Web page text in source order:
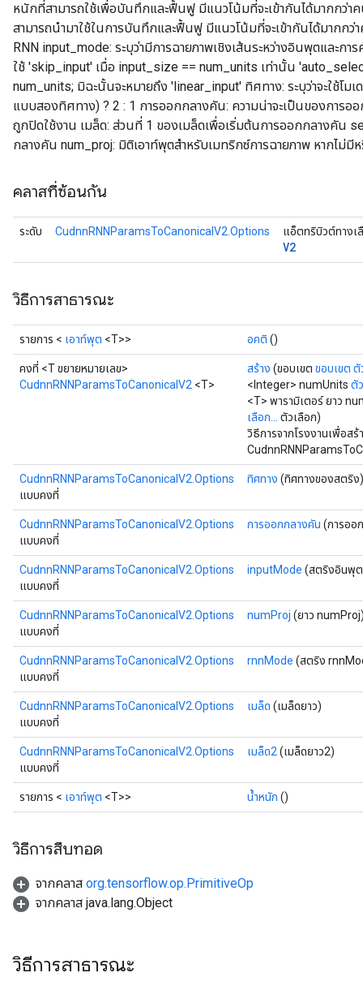
หนักที่สามารถใช้เพื่อบันทึกและฟื้นฟู มีแนวโน้มที่จะเข้ากันได้มากก
สามารถนำมาใช้ในการบันทึกและฟื้นฟู มีแนวโน้มที่จะเข้ากันได้มากกว่
RNN input_mode: ระบุว่ามีการฉายภาพเชิงเส้นระหว่างอินพุตและก
ใช้ 'skip_input' เมื่อ input_size == num_units เท่านั้น
num_units; มิฉะนั้นจะหมายถึง 'linear_input' ทิศทาง: ระบุว่าจะใช้โ
แบบสองทิศทาง) ? 2 : 1 การออกกลางคัน: ความน่าจะเป็นของการอ
ถูกปิดใช้งาน เมล็ด: ส่วนที่ 1 ของเมล็ดเพื่อเริ่มต้นการออกกลางคัน
กลางคัน num_proj: มิติเอาท์พุตสำหรับเมทริกซ์การฉายภาพ หากไม่มี
คลาสที่ซ้อนกัน
ระดับ CudnnRNNParamsToCanonicalV2.Options แอ็ตทริบิวต์ทางเ
V2
วิธีการสาธารณะ
รายการ < เอาท์พุต <T>> อคติ ()
คงที่ <T ขยายหมายเลข>
CudnnRNNParamsToCanonicalV2 <T>
สร้าง (ขอบเขต ขอบเขต ตั
<Integer> numUnits ตั
<T> พารามิเตอร์ ยาว
เลือก...
ตัวเลือก)
วิธีการจากโรงงานเพื่อสร้
CudnnRNNParamsToCanonicalV2.Options
แบบคงที่
ทิศทาง (ทิศทางของสตริง)
CudnnRNNParamsToCanonicalV2.Options
แบบคงที่
การออกกลางคัน (การออ
CudnnRNNParamsToCanonicalV2.Options
แบบคงที่
inputMode (สตริงอินพุ
CudnnRNNParamsToCanonicalV2.Options
แบบคงที่
numProj (ยาว
CudnnRNNParamsToCanonicalV2.Options
แบบคงที่
rnnMode (สตริง
CudnnRNNParamsToCanonicalV2.Options
แบบคงที่
เมล็ด (เมล็ดยาว)
CudnnRNNParamsToCanonicalV2.Options
แบบคงที่
เมล็ด2 (เมล็ดยาว2)
รายการ < เอาท์พุต <T>> น้ำหนัก ()
วิธีการสืบทอด
จากคลาส org.tensorflow.op.PrimitiveOp
จากคลาส java.lang.Object
วิธีการสาธารณะ